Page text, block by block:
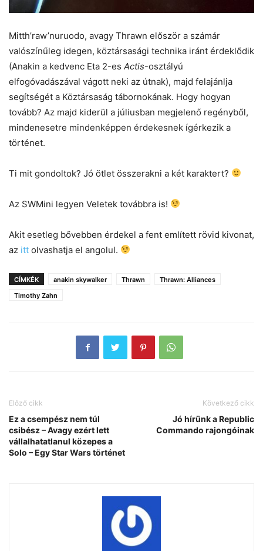
Mitth’raw’nuruodo, avagy Thrawn először a számár
valószínűleg idegen, köztársasági technika iránt érdeklődik
(Anakin a kedvenc Eta 2-es Actis-osztályú
elfogóvadászával vágott neki az útnak), majd felajánlja
segítségét a Köztársaság tábornokának. Hogy hogyan
tovább? Az majd kiderül a júliusban megjelenő regényből,
mindenesetre mindenképpen érdekesnek ígérkezik a
történet.
Ti mit gondoltok? Jó ötlet összerakni a két karaktert?
Az SWMini legyen Veletek továbbra is!
Akit esetleg bővebben érdekel a fent említett rövid kivonat,
az itt olvashatja el angolul.
CÍMKÉK anakin skywalker Thrawn
Thrawn: Alliances
Timothy Zahn
Előző cikk
Ez a csempész nem túl
csibész – Avagy ezért lett
vállalhatatlanul közepes a
Solo – Egy Star Wars történet
Következő cikk
Jó hírünk a Republic
Commando rajongóinak